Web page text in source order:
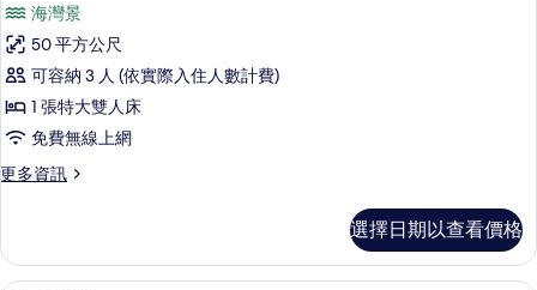
詳
情
高
級
套
房
所
相
片
海灣景
50 平方公尺
可容納 3 人 (依實際入住人數計費)
1 張特大雙人床
免費無線上網
更多資訊
更
套
房
選擇日期以查看價格